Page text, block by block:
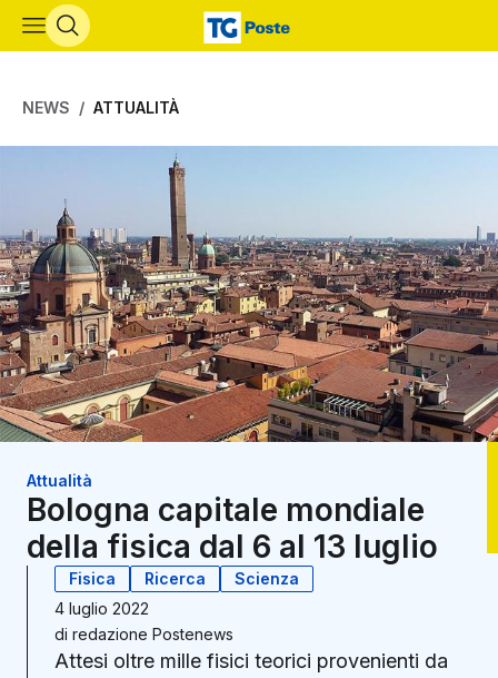
Vai al contenuto principale
NEWS ATTUALITÀ
Attualità
Bologna capitale mondiale
della fisica dal 6 al 13 luglio
Fisica Ricerca
Scienza
4 luglio 2022
di redazione Postenews
Attesi oltre mille fisici teorici provenienti da